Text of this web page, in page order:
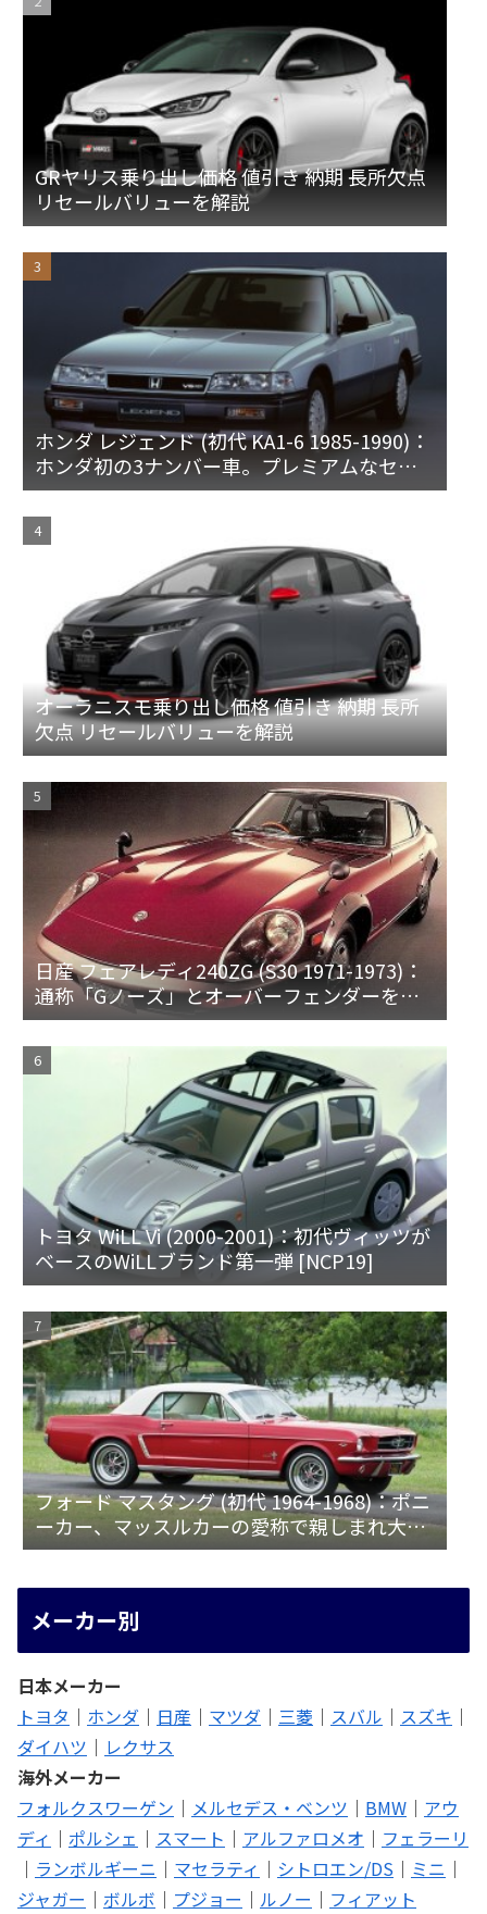
GRヤリス乗り出し価格 値引き 納期 長所欠点
リセールバリューを解説
ホンダ レジェンド (初代 KA1-6 1985-1990)：
ホンダ初の3ナンバー車。プレミアムなセダ
ンとハードトップ
オーラニスモ乗り出し価格 値引き 納期 長所
欠点 リセールバリューを解説
日産 フェアレディ240ZG (S30 1971-1973)：
通称「Gノーズ」とオーバーフェンダーを装
備した特別なZ
トヨタ WiLL Vi (2000-2001)：初代ヴィッツが
ベースのWiLLブランド第一弾 [NCP19]
フォード マスタング (初代 1964-1968)：ポニ
ーカー、マッスルカーの愛称で親しまれ大ヒ
ット
メーカー別
日本メーカー
トヨタ ｜ ホンダ ｜ 日産 ｜ マツダ ｜ 三菱 ｜ スバル ｜ スズキ ｜
ダイハツ ｜ レクサス
海外メーカー
フォルクスワーゲン ｜ メルセデス・ベンツ ｜ BMW ｜ アウ
ディ ｜ ポルシェ ｜ スマート ｜ アルファロメオ ｜ フェラーリ
｜ ランボルギーニ ｜ マセラティ ｜ シトロエン/DS ｜ ミニ ｜
ジャガー ｜ ボルボ ｜ プジョー ｜ ルノー ｜ フィアット